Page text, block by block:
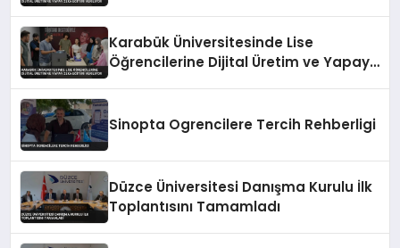
Karabük Üniversitesinde Lise
Öğrencilerine Dijital Üretim ve Yapay
Sinopta Ogrencilere Tercih Rehberligi
Düzce Üniversitesi Danışma Kurulu İlk
Toplantısını Tamamladı